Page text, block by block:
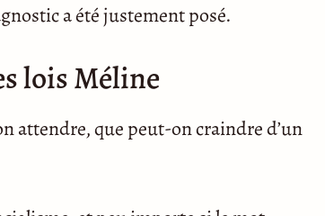
a été justement posé.
lois Méline
attendre, que peut-on craindre d’un